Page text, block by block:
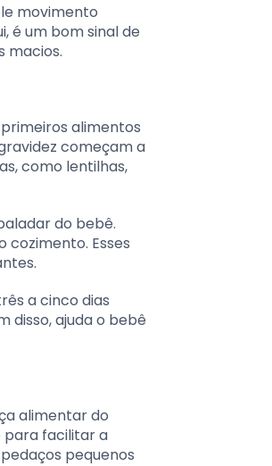
movimento
é um bom sinal de
macios.
alimentos
começam a
como lentilhas,
do bebê.
cozimento. Esses
a cinco dias
disso, ajuda o bebê
alimentar do
para facilitar a
pequenos